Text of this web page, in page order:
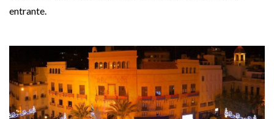
entrante.